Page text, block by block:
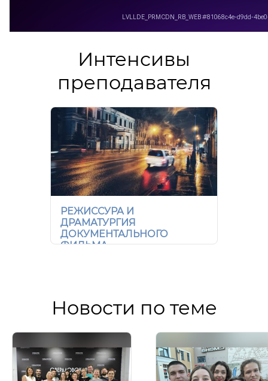
Интенсивы
преподавателя
РЕЖИССУРА И
ДРАМАТУРГИЯ
ДОКУМЕНТАЛЬНОГО
ФИЛЬМА
Новости по теме